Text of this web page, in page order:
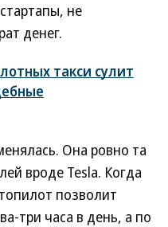
не
денег.
такси сулит
Она ровно та
вроде Tesla. Когда
позволит
три часа в день, а по